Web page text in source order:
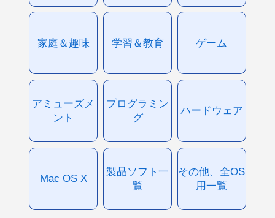
家庭＆趣味 学習＆教育 ゲーム
アミューズメ
ント
プログラミン
グ
ハードウェア
Mac OS X
製品ソフト一
覧
その他、全OS
用一覧